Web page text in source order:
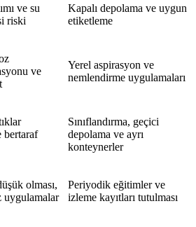
ve su
riski
Kapalı depolama ve uygun
etiketleme
ve
Yerel aspirasyon ve
nemlendirme uygulamaları
bertaraf
Sınıflandırma, geçici
depolama ve ayrı
konteynerler
olması,
uygulamalar
Periyodik eğitimler ve
izleme kayıtları tutulması